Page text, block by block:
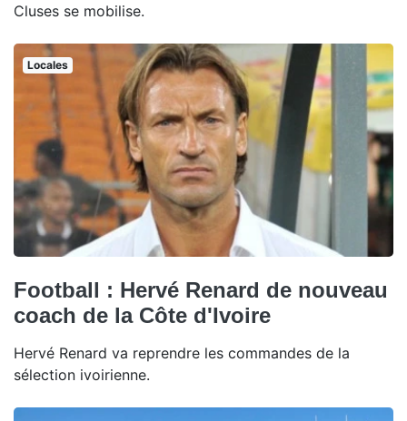
Cluses se mobilise.
Locales
Football : Hervé Renard de nouveau
coach de la Côte d'Ivoire
Hervé Renard va reprendre les commandes de la
sélection ivoirienne.